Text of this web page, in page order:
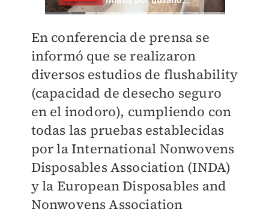
En conferencia de prensa se
informó que se realizaron
diversos estudios de flushability
(capacidad de desecho seguro
en el inodoro), cumpliendo con
todas las pruebas establecidas
por la International Nonwovens
Disposables Association (INDA)
y la European Disposables and
Nonwovens Association